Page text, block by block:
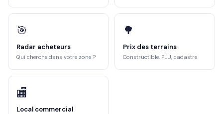
🎯
Radar acheteurs
Qui cherche dans votre zone ?
🌳
Prix des terrains
Constructible, PLU, cadastre
🏬
Local commercial